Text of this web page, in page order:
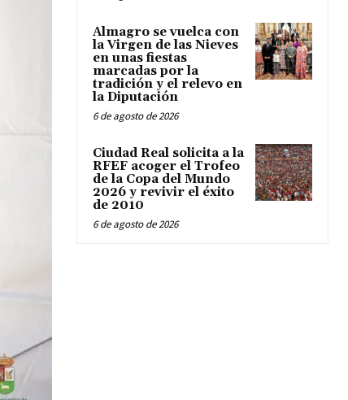
Almagro se vuelca con
la Virgen de las Nieves
en unas fiestas
marcadas por la
tradición y el relevo en
la Diputación
6 de agosto de 2026
Ciudad Real solicita a la
RFEF acoger el Trofeo
de la Copa del Mundo
2026 y revivir el éxito
de 2010
6 de agosto de 2026